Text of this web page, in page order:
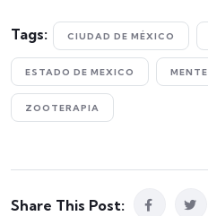
Tags: CIUDAD DE MÉXICO
ESTADO DE MEXICO MENTE
ZOOTERAPIA
Share This Post: